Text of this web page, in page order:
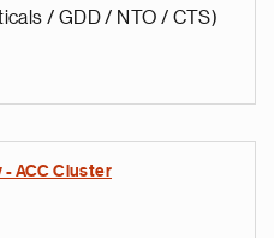
/ GDD / NTO / CTS)
- ACC Cluster